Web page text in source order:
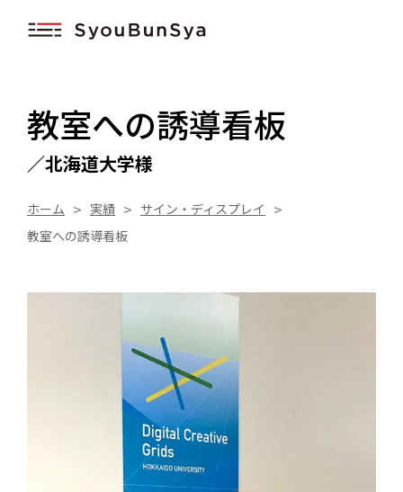
このページの本文へ移動
Home
実績
サービスライン
サイン・ディスプレイ
QLEAR（クリア）
動画・映像
教室への誘導看板
北海道大学様
ホーム 実績
サイン・ディスプレイ
教室への誘導看板